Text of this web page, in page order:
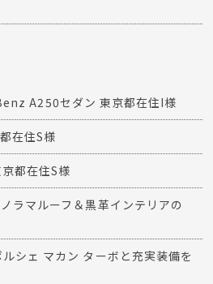
A250セダン 東京都在住I様
在住S様
都在住S様
ラマルーフ＆黒革インテリアの
シェ マカン ターボと充実装備を